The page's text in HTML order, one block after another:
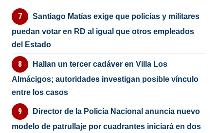
Santiago Matías exige que policías y militares
puedan votar en RD al igual que otros empleados
del Estado
Hallan un tercer cadáver en Villa Los
Almácigos; autoridades investigan posible vínculo
entre los casos
Director de la Policía Nacional anuncia nuevo
modelo de patrullaje por cuadrantes iniciará en dos